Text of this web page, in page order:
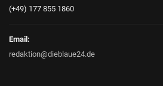
(+49) 177 855 1860
Email:
redaktion@dieblaue24.de